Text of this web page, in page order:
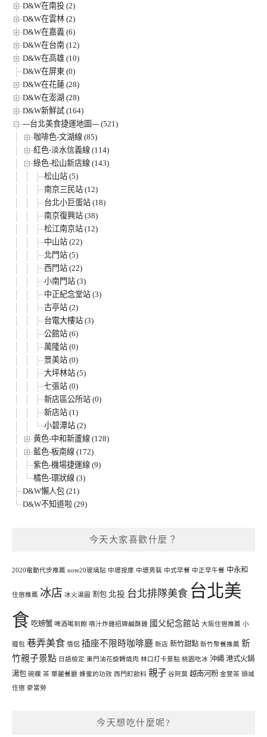
D&W在南投 (2)
D&W在雲林 (2)
D&W在嘉義 (6)
D&W在台南 (12)
D&W在高雄 (10)
D&W在屏東 (0)
D&W在花蓮 (28)
D&W在澎湖 (28)
D&W新鮮試 (164)
---台北美食捷運地圖--- (521)
咖啡色-文湖線 (85)
紅色-淡水信義線 (114)
綠色-松山新店線 (143)
松山站 (5)
南京三民站 (12)
台北小巨蛋站 (18)
南京復興站 (38)
松江南京站 (12)
中山站 (22)
北門站 (5)
西門站 (22)
小南門站 (3)
中正紀念堂站 (3)
古亭站 (2)
台電大樓站 (3)
公館站 (6)
萬隆站 (0)
景美站 (0)
大坪林站 (5)
七張站 (0)
新店區公所站 (0)
新店站 (1)
小碧潭站 (2)
黃色-中和新蘆線 (128)
藍色-板南線 (172)
紫色-機場捷運線 (9)
橘色-環狀線 (3)
D&W懶人包 (21)
D&W不知道啦 (29)
今天大家喜歡什麼？
2020電動代步推薦 note20玻璃貼 中壢按摩 中壢男裝 中式早餐 中正早午餐 中永和
住宿推薦 冰店 冰火湯圓 割包 北投 台北排隊美食 台北美
食 吃螃蟹 啤酒喝到飽 噴汁炸雞招牌鹹酥雞 國父紀念館站 大阪住宿推薦 小
籠包 巷弄美食 情侶 插座不限時咖啡廳 新店 新竹甜點 新竹聚餐推薦 新
竹親子景點 日語檢定 東門油花旋轉燒肉 林口打卡景點 桃園吃冰 沖繩 港式火鍋
湯包 碗粿 茶 華麗餐廳 蜂蜜的功效 西門町飲料 親子 谷阿莫 越南河粉 金萱茶 頭城
住宿 麥當勞
今天想吃什麼呢?